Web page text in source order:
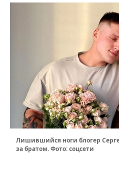
Лишившийся ноги блогер
за братом. Фото: соцсети